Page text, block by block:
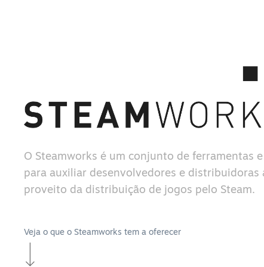
O Steamworks é um conjunto de ferramentas
para auxiliar desenvolvedores e distribuidoras
proveito da distribuição de jogos pelo Steam.
Veja o que o Steamworks tem a oferecer